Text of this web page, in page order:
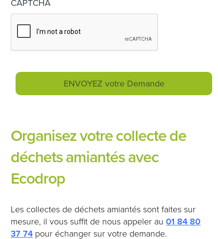
CAPTCHA
Organisez votre collecte de
déchets amiantés avec
Ecodrop
Les collectes de déchets amiantés sont faites sur
mesure, il vous suffit de nous appeler au 01 84 80
37 74 pour échanger sur votre demande.